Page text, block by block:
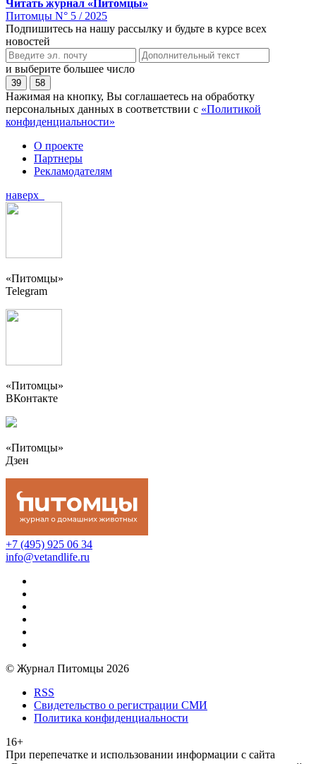
Читать журнал «Питомцы»
Питомцы N° 5 / 2025
Подпишитесь на нашу рассылку и будьте в курсе всех
новостей
и выберите большее число
39 58
Нажимая на кнопку, Вы соглашаетесь на обработку
персональных данных в соответствии с «Политикой
конфиденциальности»
О проекте
Партнеры
Рекламодателям
наверх
«Питомцы»
Telegram
«Питомцы»
ВКонтакте
«Питомцы»
Дзен
+7 (495) 925 06 34
info@vetandlife.ru
© Журнал Питомцы 2026
RSS
Свидетельство о регистрации СМИ
Политика конфиденциальности
16+
При перепечатке и использовании информации с сайта